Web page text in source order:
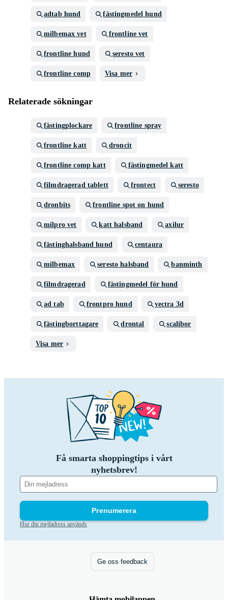
adtab hund fästingmedel hund
milbemax vet frontline vet
frontline hund seresto vet
frontline comp Visa mer
Relaterade sökningar
fästingplockare frontline spray
frontline katt droncit
frontline comp katt fästingmedel katt
filmdragerad tablett frontect seresto
dronbits frontline spot on hund
milpro vet katt halsband axilur
fästinghalsband hund centaura
milbemax seresto halsband banminth
filmdragerad fästingmedel för hund
ad tab frontpro hund vectra 3d
fästingborttagare drontal scalibor
Visa mer
Få smarta shoppingtips i vårt
nyhetsbrev!
Prenumerera
Hur din mejladress används
Ge oss feedback